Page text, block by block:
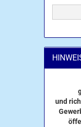
und